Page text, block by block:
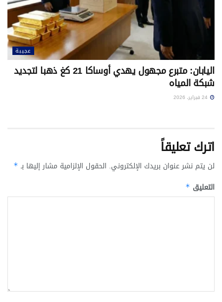
عجيبة
اليابان: متبرع مجهول يهدي أوساكا 21 كغ ذهبا لتجديد
شبكة المياه
اترك تعليقاً
لن يتم نشر عنوان بريدك الإلكتروني. الحقول الإلزامية مشار إليها بـ *
التعليق *